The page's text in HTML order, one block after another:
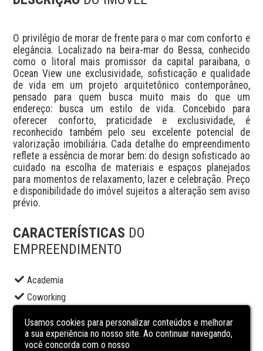
O privilégio de morar de frente para o mar com conforto e
elegância. Localizado na beira-mar do Bessa, conhecido
como o litoral mais promissor da capital paraibana, o
Ocean View une exclusividade, sofisticação e qualidade
de vida em um projeto arquitetônico contemporâneo,
pensado para quem busca muito mais do que um
endereço: busca um estilo de vida. Concebido para
oferecer conforto, praticidade e exclusividade, é
reconhecido também pelo seu excelente potencial de
valorização imobiliária. Cada detalhe do empreendimento
reflete a essência de morar bem: do design sofisticado ao
cuidado na escolha de materiais e espaços planejados
para momentos de relaxamento, lazer e celebração. Preço
e disponibilidade do imóvel sujeitos a alteração sem aviso
prévio.
CARACTERÍSTICAS DO
EMPREENDIMENTO
Academia
Coworking
Lavanderia
Piscina adulto
Usamos cookies para personalizar conteúdos e melhorar
a sua experiência no nosso site. Ao continuar navegando,
você concorda com o nosso